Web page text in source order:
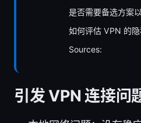
是否需要备选方案
如何评估 VPN 的隐
Sources:
引发 VPN 连接问